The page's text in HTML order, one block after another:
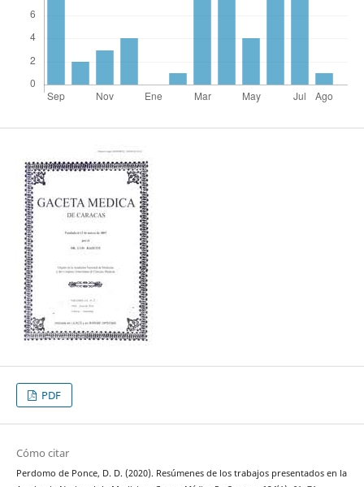
PDF
Cómo citar
Perdomo de Ponce, D. D. (2020). Resúmenes de los trabajos presentados en la